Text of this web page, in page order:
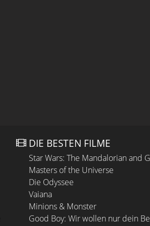
DIE BESTEN FILME
Star Wars: The Mandalorian and
Masters of the Universe
Die Odyssee
Vaiana
Minions & Monster
Good Boy: Wir wollen nur dein